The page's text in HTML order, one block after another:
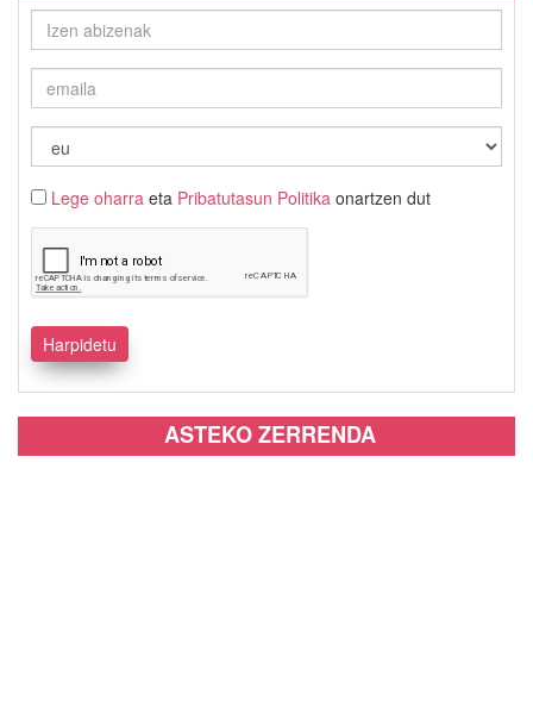
Lege oharra eta Pribatutasun Politika onartzen dut
ASTEKO ZERRENDA